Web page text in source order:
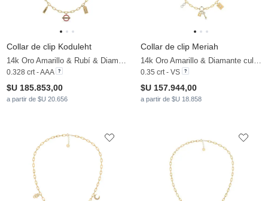
Collar de clip Koduleht
14k Oro Amarillo & Rubí & Diamante cultivado en laboratorio
0.328 crt - AAA
$U 185.853,00
a partir de $U 20.656
Collar de clip Meriah
14k Oro Amarillo & Diamante cultivado en laboratorio
0.35 crt - VS
$U 157.944,00
a partir de $U 18.858